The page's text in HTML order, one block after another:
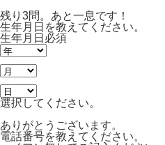
残り3問。あと一息です！
生年月日を教えてください。
生年月日 必須
選択してください。
ありがとうございます。
電話番号を教えてください。